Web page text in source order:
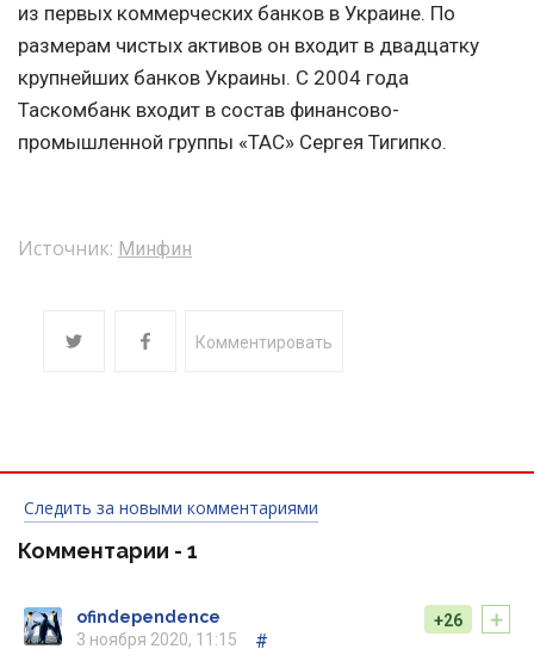
из первых коммерческих банков в Украине. По
размерам чистых активов он входит в двадцатку
крупнейших банков Украины. С 2004 года
Таскомбанк входит в состав финансово-
промышленной группы «ТАС» Сергея Тигипко.
Источник: Минфин
Комментировать
Следить за новыми комментариями
Комментарии - 1
+
+26
ofindependence
3 ноября 2020, 11:15
#